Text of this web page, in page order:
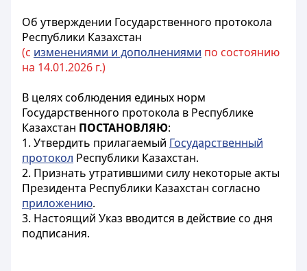
Об утверждении Государственного протокола
Республики Казахстан
(с изменениями и дополнениями по состоянию
на 14.01.2026 г.)
В целях соблюдения единых норм
Государственного протокола в Республике
Казахстан ПОСТАНОВЛЯЮ:
1. Утвердить прилагаемый Государственный
протокол Республики Казахстан.
2. Признать утратившими силу некоторые акты
Президента Республики Казахстан согласно
приложению.
3. Настоящий Указ вводится в действие со дня
подписания.